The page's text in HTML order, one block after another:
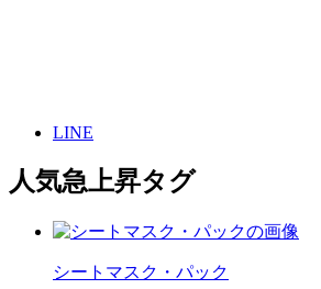
LINE
人気急上昇タグ
シートマスク・パック